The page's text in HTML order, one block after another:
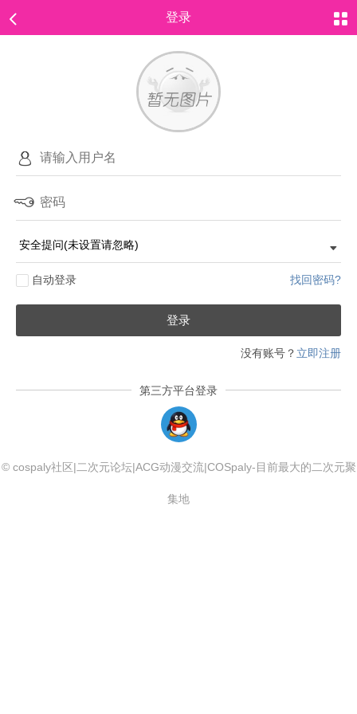
登录
自动登录 找回密码?
登录
没有账号？ 立即注册
第三方平台登录
© cospaly社区|二次元论坛|ACG动漫交流|COSpaly-目前最大的二次元聚
集地